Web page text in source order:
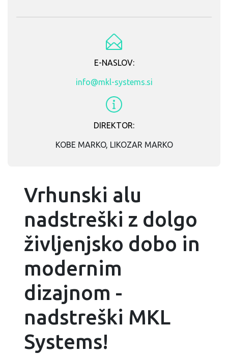
E-NASLOV:
info@mkl-systems.si
DIREKTOR:
KOBE MARKO, LIKOZAR MARKO
Vrhunski alu
nadstreški z dolgo
življenjsko dobo in
modernim
dizajnom -
nadstreški MKL
Systems!